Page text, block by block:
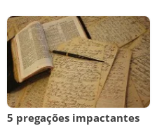
5 pregações impactantes